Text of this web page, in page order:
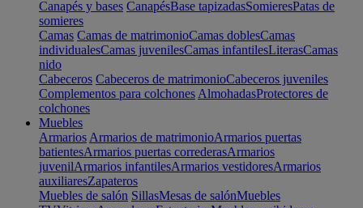
Canapés y bases CanapésBase tapizadasSomieresPatas de
somieres
Camas Camas de matrimonioCamas doblesCamas
individualesCamas juvenilesCamas infantilesLiterasCamas
nido
Cabeceros Cabeceros de matrimonioCabeceros juveniles
Complementos para colchones AlmohadasProtectores de
colchones
Muebles
Armarios Armarios de matrimonioArmarios puertas
batientesArmarios puertas correderasArmarios
juvenilArmarios infantilesArmarios vestidoresArmarios
auxiliaresZapateros
Muebles de salón SillasMesas de salónMuebles